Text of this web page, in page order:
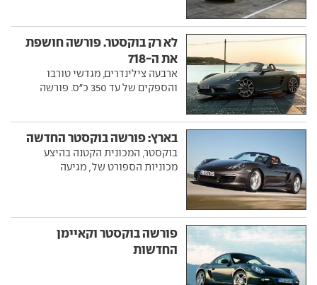
לא רק בוקסטר. פורשה חושפת
את ה-718
ארבעה צילינדרים, מגדשי טורבו
והספקים של עד 350 כ"ס. פורשה
בארץ: פורשה בוקסטר החדשה
בוקסטר, המכונית הקטנה בהיצע
מכוניות הספורט של , מגיעה
פורשה בוקסטר וקאיימן
החדשות